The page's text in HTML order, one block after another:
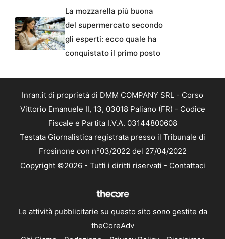
La mozzarella più buona
del supermercato secondo
gli esperti: ecco quale ha
conquistato il primo posto
Inran.it di proprietà di DMM COMPANY SRL - Corso
Vittorio Emanuele II, 13, 03018 Paliano (FR) - Codice
Fiscale e Partita I.V.A. 03144800608
Testata Giornalistica registrata presso il Tribunale di
Frosinone con n°03/2022 del 27/04/2022
Copyright ©2026 - Tutti i diritti riservati - Contattaci
Le attività pubblicitarie su questo sito sono gestite da
theCoreAdv